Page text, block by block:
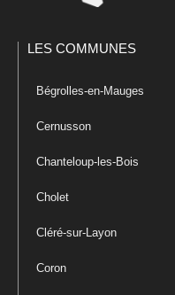
LES COMMUNES
Bégrolles-en-Mauges
Cernusson
Chanteloup-les-Bois
Cholet
Cléré-sur-Layon
Coron